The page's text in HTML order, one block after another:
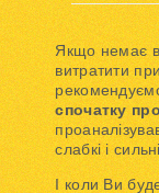
Якщо немає
витратити
спочатку
слабкі і
І коли Ви